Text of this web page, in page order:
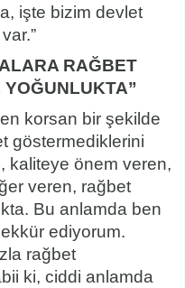
işte bizim devlet
RAĞBET
korsan bir şekilde
göstermediklerini
kaliteye önem veren,
veren, rağbet
Bu anlamda ben
ediyorum.
rağbet
ki, ciddi anlamda